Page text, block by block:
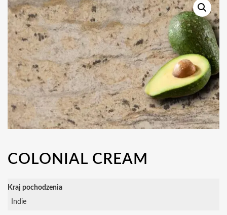
COLONIAL CREAM
Kraj pochodzenia
Indie